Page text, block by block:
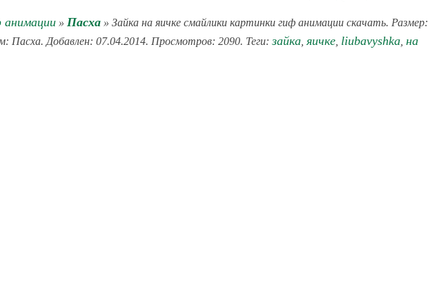
анимации » Пасха » Зайка на яичке смайлики картинки гиф анимации скачать. Размер:
Пасха. Добавлен: 07.04.2014. Просмотров: 2090. Теги:зайка, яичке, liubavyshka, на